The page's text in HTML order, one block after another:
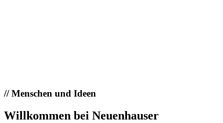
//Menschen und Ideen
Willkommen bei Neuenhauser